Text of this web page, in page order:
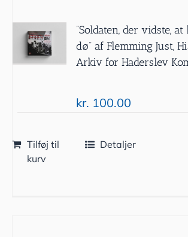
”Soldaten, der vidste,
dø” af Flemming Just,
Arkiv for Haderslev
kr. 100.00
Tilføj til
kurv
Detaljer